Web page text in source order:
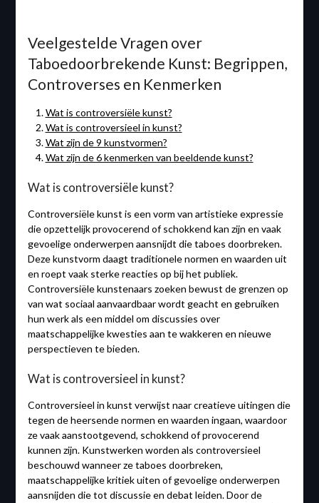
Veelgestelde Vragen over
Taboedoorbrekende Kunst: Begrippen,
Controverses en Kenmerken
Wat is controversiële kunst?
Wat is controversieel in kunst?
Wat zijn de 9 kunstvormen?
Wat zijn de 6 kenmerken van beeldende kunst?
Wat is controversiële kunst?
Controversiële kunst is een vorm van artistieke expressie
die opzettelijk provocerend of schokkend kan zijn en vaak
gevoelige onderwerpen aansnijdt die taboes doorbreken.
Deze kunstvorm daagt traditionele normen en waarden uit
en roept vaak sterke reacties op bij het publiek.
Controversiële kunstenaars zoeken bewust de grenzen op
van wat sociaal aanvaardbaar wordt geacht en gebruiken
hun werk als een middel om discussies over
maatschappelijke kwesties aan te wakkeren en nieuwe
perspectieven te bieden.
Wat is controversieel in kunst?
Controversieel in kunst verwijst naar creatieve uitingen die
tegen de heersende normen en waarden ingaan, waardoor
ze vaak aanstootgevend, schokkend of provocerend
kunnen zijn. Kunstwerken worden als controversieel
beschouwd wanneer ze taboes doorbreken,
maatschappelijke kritiek uiten of gevoelige onderwerpen
aansnijden die tot discussie en debat leiden. Door de